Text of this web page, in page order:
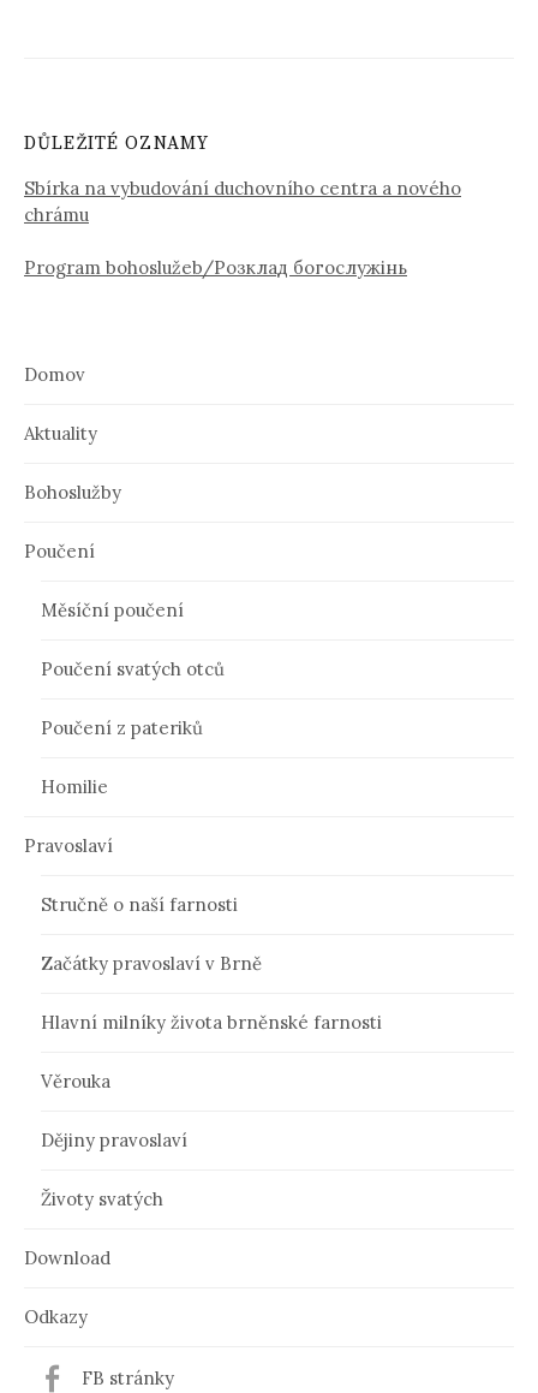
DŮLEŽITÉ OZNAMY
Sbírka na vybudování duchovního centra a nového
chrámu
Program bohoslužeb/Розклад богослужінь
Domov
Aktuality
Bohoslužby
Poučení
Měsíční poučení
Poučení svatých otců
Poučení z pateriků
Homilie
Pravoslaví
Stručně o naší farnosti
Začátky pravoslaví v Brně
Hlavní milníky života brněnské farnosti
Věrouka
Dějiny pravoslaví
Životy svatých
Download
Odkazy
FB stránky